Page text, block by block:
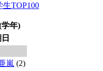
TOP100
学年)
嵐 (2)